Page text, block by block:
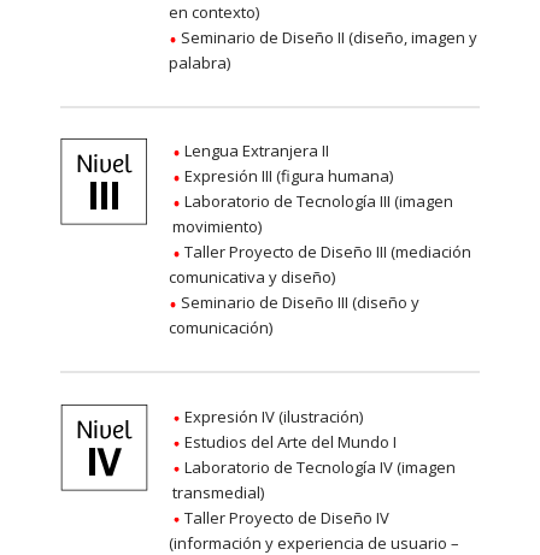
en contexto)
Seminario de Diseño II (diseño, imagen y
palabra)
Lengua Extranjera II
Expresión III (figura humana)
Laboratorio de Tecnología III (imagen
movimiento)
Taller Proyecto de Diseño III (mediación
comunicativa y diseño)
Seminario de Diseño III (diseño y
comunicación)
Expresión IV (ilustración)
Estudios del Arte del Mundo I
Laboratorio de Tecnología IV (imagen
transmedial)
Taller Proyecto de Diseño IV
(información y experiencia de usuario –